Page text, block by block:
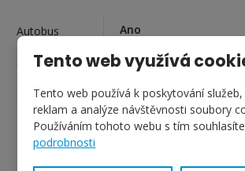
Autobus Ano
Školka Ano
Škola Ano
Lékař Ano
Pošta
Tento web využívá
Tento web používá k poskytování
reklam a analýze návštěvnosti soubory
Používáním tohoto webu s tím
podrobnosti